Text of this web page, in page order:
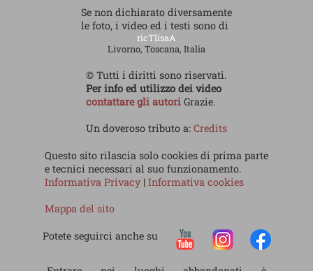
Se non dichiarato diversamente
le foto, i video ed i testi sono di
ricTlisaA
Livorno, Toscana, Italia
© Tutti i diritti sono riservati.
Per info ed utilizzo dei video
contattare gli autori Grazie.
Un doveroso tributo a: Credits
Questo sito rilascia solo cookies di prima parte
e tecnici necessari al suo funzionamento.
Informativa Privacy | Informativa cookies
Mappa del sito
Potete seguirci anche su